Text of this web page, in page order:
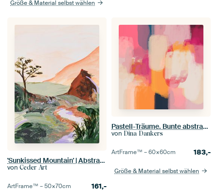
Größe & Material selbst wählen
'Sunkissed Mountain' | Abstrakte Landschaft
von Ceder Art
ArtFrame™ –50×70cm 161,-
Pastell-Träume. Bunte abstrakte Malerei in gelb, rosa, beige, blau
von Dina Dankers
ArtFrame™ –60×60cm 183,-
Größe & Material selbst wählen